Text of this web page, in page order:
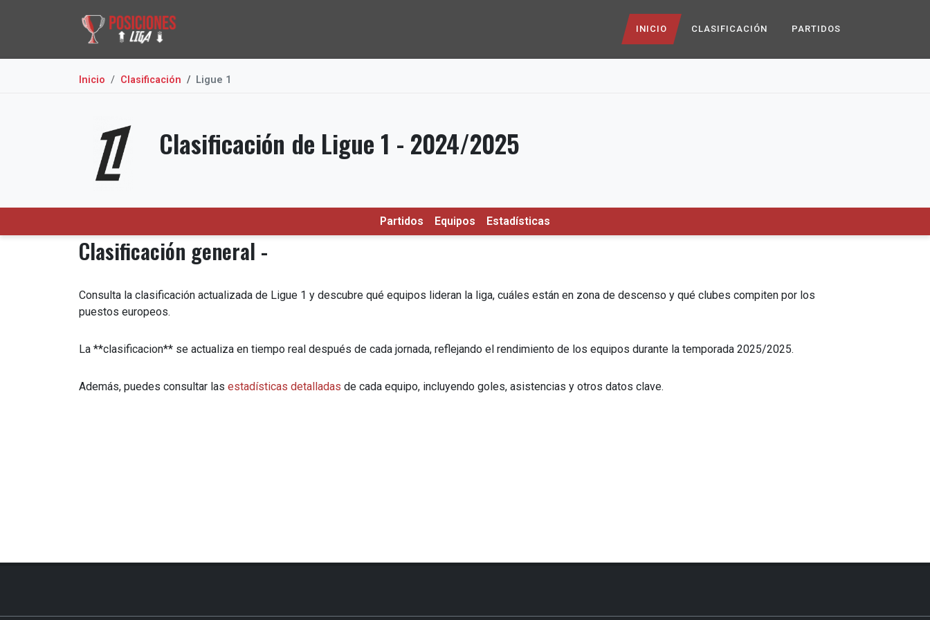
INICIO CLASIFICACIÓN PARTIDOS
Inicio Clasificación Ligue 1
Clasificación de Ligue 1 - 2024/2025
Partidos Equipos Estadísticas
Clasificación general -
Consulta la clasificación actualizada de Ligue 1 y descubre qué equipos lideran la liga, cuáles están en zona de descenso y qué clubes compiten por los
puestos europeos.
La **clasificacion** se actualiza en tiempo real después de cada jornada, reflejando el rendimiento de los equipos durante la temporada 2025/2025.
Además, puedes consultar las estadísticas detalladas de cada equipo, incluyendo goles, asistencias y otros datos clave.